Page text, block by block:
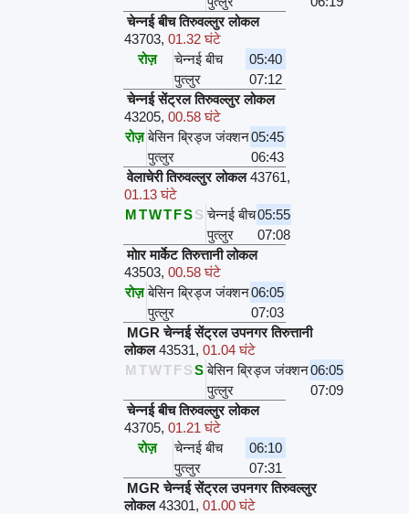
चेन्नई बीच तिरुवल्लुर लोकल
43703, 01.32 घंटे
रोज़
चेन्नई बीच
05:40
पुत्लुर
07:12
चेन्नई सेंट्रल तिरुवल्लुर लोकल
43205, 00.58 घंटे
रोज़ बेसिन ब्रिड्ज जंक्शन05:45
पुत्लुर
06:43
वेलाचेरी तिरुवल्लुर लोकल 43761,
01.13 घंटे
MTWTFSS चेन्नई बीच05:55
पुत्लुर
07:08
मोार मार्केट तिरुत्तानी लोकल
43503, 00.58 घंटे
रोज़ बेसिन ब्रिड्ज जंक्शन06:05
पुत्लुर
07:03
MGR चेन्नई सेंट्रल उपनगर तिरुत्तानी
लोकल 43531, 01.04 घंटे
M TWTFSS बेसिन ब्रिड्ज जंक्शन06:05
पुत्लुर
07:09
चेन्नई बीच तिरुवल्लुर लोकल
43705, 01.21 घंटे
रोज़
चेन्नई बीच
06:10
पुत्लुर
07:31
MGR चेन्नई सेंट्रल उपनगर तिरुवल्लुर
लोकल 43301, 01.00 घंटे